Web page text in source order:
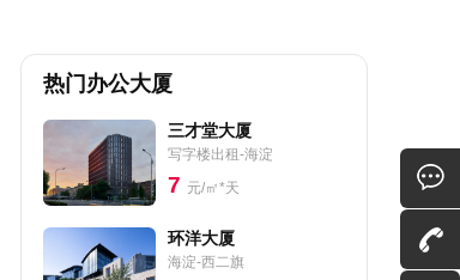
热门办公大厦
三才堂大厦
写字楼出租-海淀
7 元/㎡*天
环洋大厦
海淀-西二旗